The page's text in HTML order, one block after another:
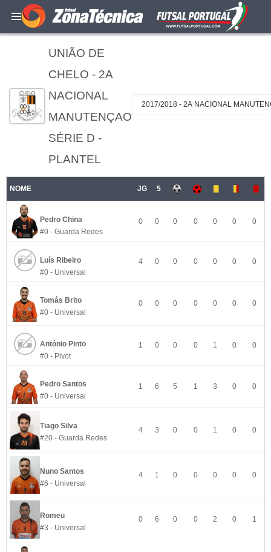
UNIÃO DE
CHELO - 2A
NACIONAL
MANUTENÇAO
SÉRIE D -
PLANTEL
2017/2018 - 2A NACIONAL
NOME JG 5
Pedro China
#0 - Guarda Redes
0 0 0 0 0 0 0
Luís Ribeiro
#0 - Universal
4 0 0 0 0 0 0
Tomás Brito
#0 - Universal
0 0 0 0 0 0 0
António Pinto
#0 - Pivot
1 0 0 0 1 0 0
Pedro Santos
#0 - Universal
1 6 5 1 3 0 0
Tiago Silva
#20 - Guarda Redes
4 3 0 0 1 0 0
Nuno Santos
#6 - Universal
4 1 0 0 0 0 0
Romeu
#3 - Universal
0 6 0 0 2 0 1